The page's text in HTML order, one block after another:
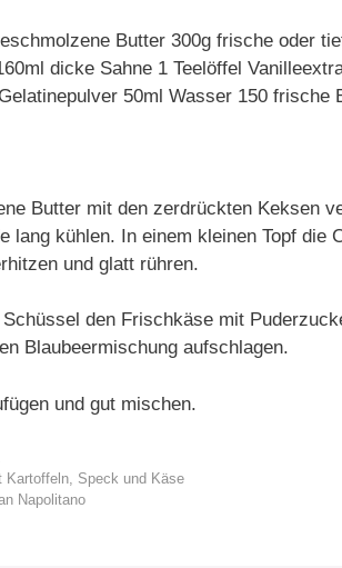
Butter 300g frische oder
dicke Sahne 1 Teelöffel
50ml Wasser 150 frische
Butter mit den zerdrückten Keksen
lang kühlen. In einem kleinen Topf die
und glatt rühren.
den Frischkäse mit
Blaubeermischung aufschlagen.
und gut mischen.
Kartoffeln, Speck und Käse
Napolitano